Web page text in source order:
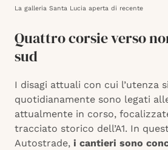
La galleria Santa Lucia aperta di recente
Quattro corsie verso
sud
I disagi attuali con cui l’utenza
quotidianamente sono legati
attualmente in corso,
tracciato storico dell’A1. In
Autostrade, i cantieri sono